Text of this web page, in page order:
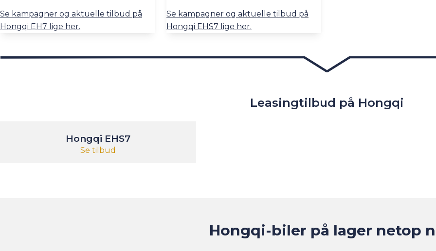
Se kampagner og aktuelle tilbud på
Hongqi EH7 lige her.
Se kampagner og aktuelle tilbud på
Hongqi EHS7 lige her.
Leasingtilbud på Hongqi
Hongqi EHS7
Se tilbud
Hongqi-biler på lager netop